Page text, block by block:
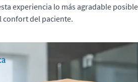
experiencia lo más agradable
confort del paciente.